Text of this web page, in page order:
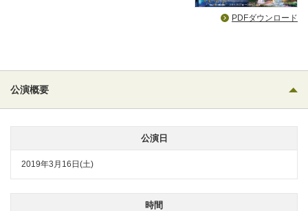
PDFダウンロード
公演概要
公演日
2019年3月16日(土)
時間